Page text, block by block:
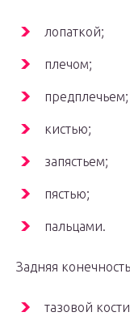
лопаткой;
плечом;
предплечьем;
кистью;
запястьем;
пястью;
пальцами.
Задняя
тазовой